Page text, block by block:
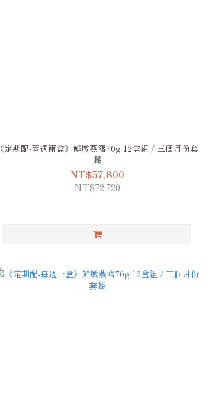
《定期配-兩週兩盒》鮮燉燕窩70g 12盒組 / 三個月份套
餐
NT$57,800
NT$72,720